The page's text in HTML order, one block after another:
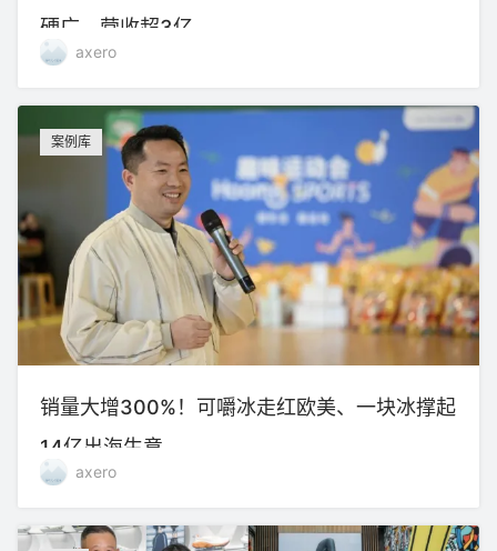
硬广，营收超3亿
axero
案例库
销量大增300%！可嚼冰走红欧美、一块冰撑起
14亿出海生意
axero